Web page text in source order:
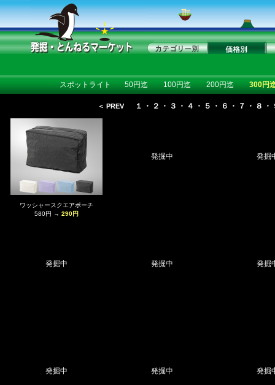
スポットライト 50円迄 100円迄 200円迄 300円
＜ PREV １ ・ ２ ・ ３ ・ ４ ・ ５ ・ ６ ・ ７ ・ ８ ・
発掘中 発掘
ワッシャースクエアポーチ
580円 → 290円
発掘中 発掘中 発掘
発掘中 発掘中 発掘